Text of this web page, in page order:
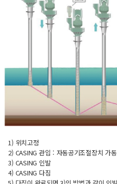
1) 위치고정
2) CASING 관입 : 자동공기조절장치 가동
3) CASING 인발
4) CASING 다짐